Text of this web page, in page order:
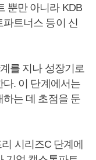
뿐만 아니라 KDB
트너스 등이 신
를 지나 성장기로
. 이 단계에서는
는 데 초점을 둔
시리즈C 단계에